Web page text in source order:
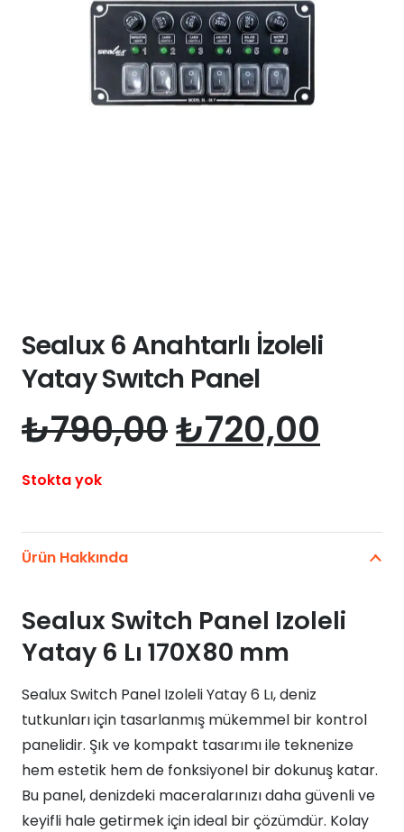
Sealux 6 Anahtarlı İzoleli
Yatay Swıtch Panel
₺790,00Orijinal
fiyat:
₺720,00
Stokta yok
Ürün Hakkında
Sealux Switch Panel Izoleli
Yatay 6 Lı 170X80 mm
Sealux Switch Panel Izoleli Yatay 6 Lı, deniz
tutkunları için tasarlanmış mükemmel bir kontrol
panelidir. Şık ve kompakt tasarımı ile teknenize
hem estetik hem de fonksiyonel bir dokunuş katar.
Bu panel, denizdeki maceralarınızı daha güvenli ve
keyifli hale getirmek için ideal bir çözümdür. Kolay